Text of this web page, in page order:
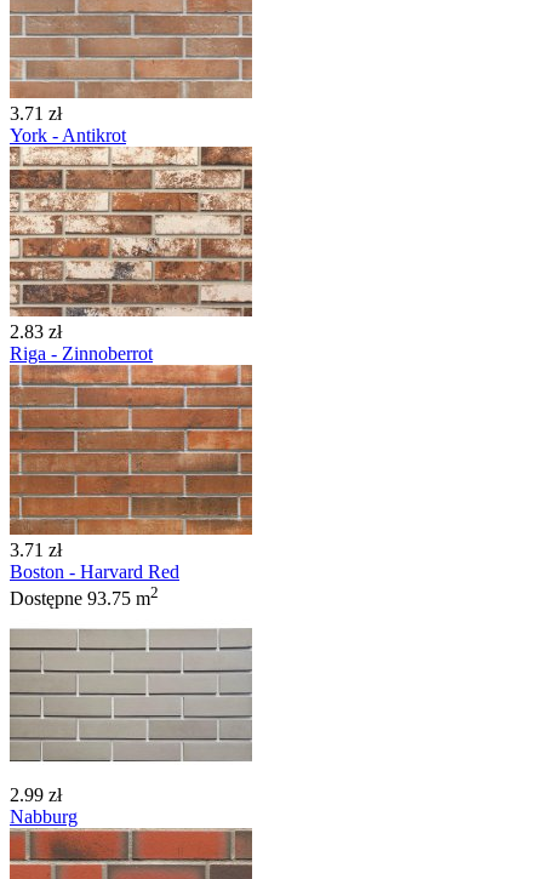
3.71 zł
York - Antikrot
2.83 zł
Riga - Zinnoberrot
3.71 zł
Boston - Harvard Red
Dostępne 93.75 m2
2.99 zł
Nabburg